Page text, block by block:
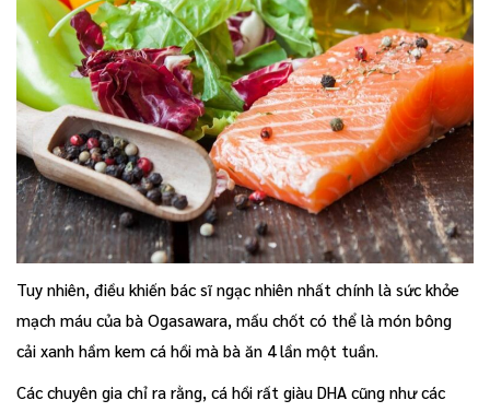
Tuy nhiên, điều khiến bác sĩ ngạc nhiên nhất chính là sức khỏe
mạch máu của bà Ogasawara, mấu chốt có thể là món bông
cải xanh hầm kem cá hồi mà bà ăn 4 lần một tuần.
Các chuyên gia chỉ ra rằng, cá hồi rất giàu DHA cũng như các